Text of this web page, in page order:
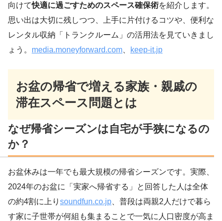
向けて快適に過ごすためのスペース確保術を紹介します。
思い出は大切に残しつつ、上手に片付けるコツや、便利な
レンタル収納「トランクルーム」の活用法を見ていきまし
ょう。 media.moneyforward.com keep-it.jp
お盆の帰省で増える家族・親戚の
滞在スペース問題とは
なぜ帰省シーズンは自宅が手狭になるの
か？
お盆休みは一年でも最大規模の帰省シーズンです。実際、
2024年のお盆に「実家へ帰省する」と回答した人は全体
の約4割に上り soundfun.co.jp 、普段は両親2人だけで暮ら
す家に子世帯が何組も集まることで一気に人口密度が高ま